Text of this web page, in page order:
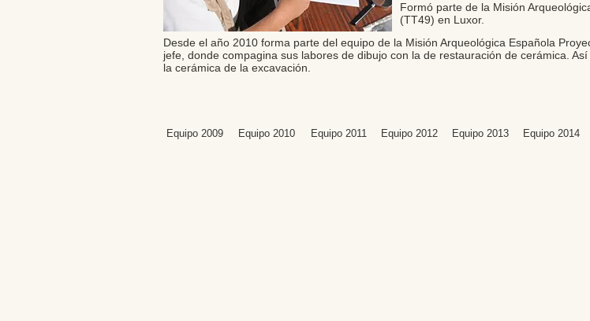
Formó parte de la Misión
(TT49) en Luxor.
Desde el año 2010 forma parte del equipo de la Misión Arqueológica Española
jefe, donde compagina sus labores de dibujo con la de restauración de cerámica.
la cerámica de la excavación.
Equipo 2009 Equipo 2010 Equipo 2011 Equipo 2012 Equipo 2013 Equipo 2014